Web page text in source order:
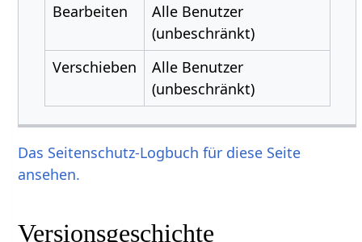
Bearbeiten
Alle Benutzer
(unbeschränkt)
Verschieben
Alle Benutzer
(unbeschränkt)
Das Seitenschutz-Logbuch für diese Seite
ansehen.
Versionsgeschichte